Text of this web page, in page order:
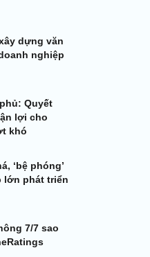
dựng văn
nghiệp
Quyết
lợi cho
khó
‘bệ phóng’
lớn phát triển
7/7 sao